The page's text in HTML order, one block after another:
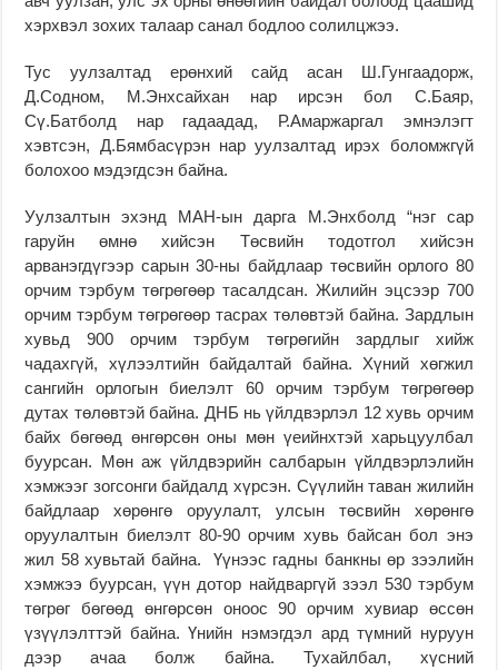
хэрхвэл зохих талаар санал бодлоо солилцжээ.
Тус уулзалтад ерөнхий сайд асан Ш.Гунгаадорж,
Д.Содном, М.Энхсайхан нар ирсэн бол С.Баяр,
Сү.Батболд нар гадаадад, Р.Амаржаргал эмнэлэгт
хэвтсэн, Д.Бямбасүрэн нар уулзалтад ирэх боломжгүй
болохоо мэдэгдсэн байна.
Уулзалтын эхэнд МАН-ын дарга М.Энхболд “нэг сар
гаруйн өмнө хийсэн Төсвийн тодотгол хийсэн
арванэгдүгээр сарын 30-ны байдлаар төсвийн орлого 80
орчим тэрбум төгрөгөөр тасалдсан. Жилийн эцсээр 700
орчим тэрбум төгрөгөөр тасрах төлөвтэй байна. Зардлын
хувьд 900 орчим тэрбум төгрөгийн зардлыг хийж
чадахгүй, хүлээлтийн байдалтай байна. Хүний хөгжил
сангийн орлогын биелэлт 60 орчим тэрбум төгрөгөөр
дутах төлөвтэй байна. ДНБ нь үйлдвэрлэл 12 хувь орчим
байх бөгөөд өнгөрсөн оны мөн үеийнхтэй харьцуулбал
буурсан. Мөн аж үйлдвэрийн салбарын үйлдвэрлэлийн
хэмжээг зогсонги байдалд хүрсэн. Сүүлийн таван жилийн
байдлаар хөрөнгө оруулалт, улсын төсвийн хөрөнгө
оруулалтын биелэлт 80-90 орчим хувь байсан бол энэ
жил 58 хувьтай байна. Үүнээс гадны банкны өр зээлийн
хэмжээ буурсан, үүн дотор найдваргүй зээл 530 тэрбум
төгрөг бөгөөд өнгөрсөн оноос 90 орчим хувиар өссөн
үзүүлэлттэй байна. Үнийн нэмэгдэл ард түмний нуруун
дээр ачаа болж байна. Тухайлбал, хүсний